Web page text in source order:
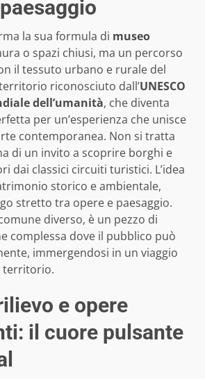
la sua formula di museo
o spazi chiusi, ma un percorso
il tessuto urbano e rurale del
riconosciuto dall’UNESCO
dell’umanità, che diventa
per un’esperienza che unisce
contemporanea. Non si tratta
di un invito a scoprire borghi e
dai classici circuiti turistici. L’idea
storico e ambientale,
stretto tra opere e paesaggio.
diverso, è un pezzo di
complessa dove il pubblico può
immergendosi in un viaggio
territorio.
e opere
il cuore pulsante